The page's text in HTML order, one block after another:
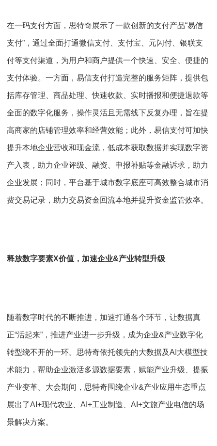
在一码支付方面，思特奇展示了一款创新的支付产品“易信
支付”，通过全面打通微信支付、支付宝、元闪付、银联支
付等支付渠道，为用户和商户提供一个快速、安全、便捷的
支付体验。一方面，易信支付打造完整的服务矩阵，提供包
括库存管理、商品处理、快速收款、实时播报和便捷退款等
全面的数字化服务，操作灵活且无需线下反复办理，旨在提
高商家的店铺管理效率和经营效能；此外，易信支付可加快
提升本地企业营收和现金流，低成本获取数据并实现数字资
产入表，助力企业评级、融资、申报补贴等金融诉求，助力
企业发展；同时，平台基于城市数字底座可高效整合城市消
费交易记录，助力交易资金回流本地并提升资金监管效率。
释放数字要素X价值，加速企业&产业转型升级
随着数字时代的不断推进，加速打通各个环节，让数据真
正“活起来”，推进产业进一步升级，成为企业&产业数字化
转型绕不开的一环。思特奇依托领先的大数据及AI大模型技
术能力，帮助企业激活多源数据要素，赋能产业升级、提振
产业变革。大会期间，思特奇围绕企业&产业应用生态重点
展出了AI+现代农业、AI+工业制造、AI+文旅产业电信的场
景解决方案。